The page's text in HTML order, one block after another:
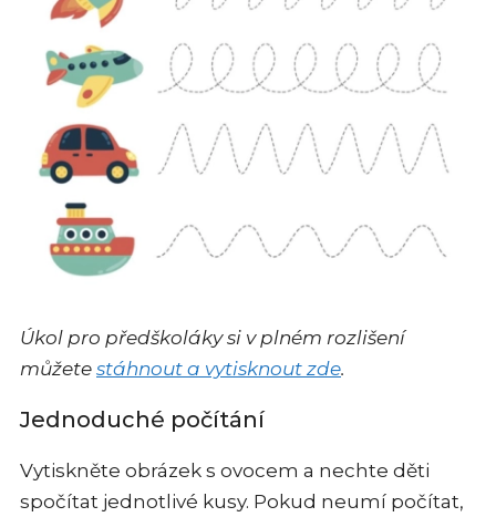
Úkol pro předškoláky si v plném rozlišení
můžete stáhnout a vytisknout zde.
Jednoduché počítání
Vytiskněte obrázek s ovocem a nechte děti
spočítat jednotlivé kusy. Pokud neumí počítat,